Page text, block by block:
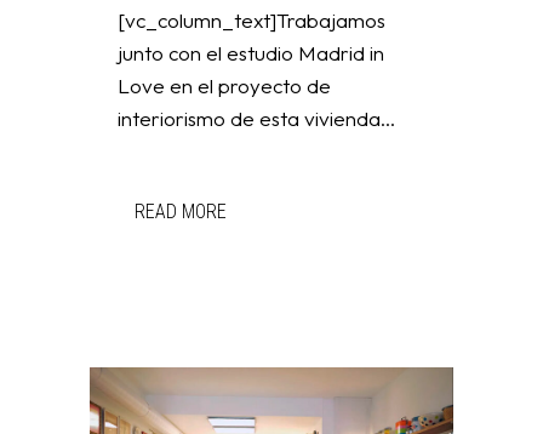
[vc_column_text]Trabajamos
junto con el estudio Madrid in
Love en el proyecto de
interiorismo de esta vivienda...
READ MORE